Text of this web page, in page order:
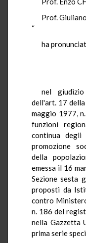
Prof.
“
ha
nel
dell'art. 17
maggio 1977,
funzioni
continua
promozione
della
emessa il 16
Sezione sesta
proposti da
contro
n. 186 del
nella Gazzetta
prima serie